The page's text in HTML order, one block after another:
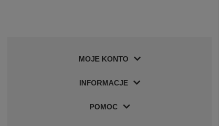
MOJE KONTO
INFORMACJE
POMOC